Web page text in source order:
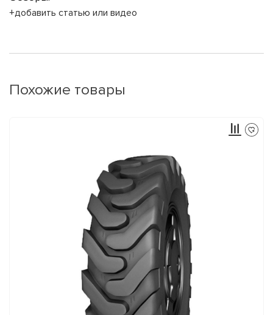
+добавить статью или видео
Похожие товары